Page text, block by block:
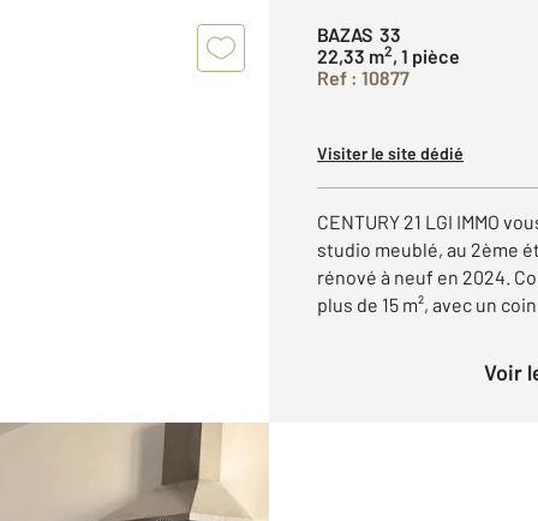
BAZAS 33
22,33 m2, 1 pièce
Ref : 10877
Visiter le site dédié
CENTURY 21 LGI IMMO
studio meublé, au 2ème
rénové à neuf en 2024.
plus de 15 m², avec un
Voir